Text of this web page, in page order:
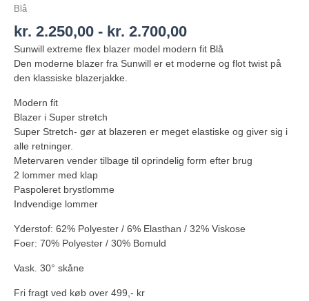
Blå
kr. 2.250,00 - kr. 2.700,00
Sunwill extreme flex blazer model modern fit Blå
Den moderne blazer fra Sunwill er et moderne og flot twist på
den klassiske blazerjakke.
Modern fit
Blazer i Super stretch
Super Stretch- gør at blazeren er meget elastiske og giver sig i
alle retninger.
Metervaren vender tilbage til oprindelig form efter brug
2 lommer med klap
Paspoleret brystlomme
Indvendige lommer
Yderstof: 62% Polyester / 6% Elasthan / 32% Viskose
Foer: 70% Polyester / 30% Bomuld
Vask. 30° skåne
Fri fragt ved køb over 499,- kr